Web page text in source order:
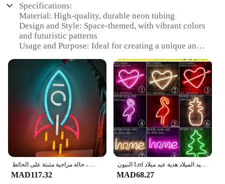
Specifications:
Material: High-quality, durable neon tubing
Design and Style: Space-themed, with vibrant colors
and futuristic patterns
Usage and Purpose: Ideal for creating a unique and
Typical Adaptive Scenario: Perfect for bedrooms,
gaming rooms, or even commercial spaces
Shape or Size or Weight or Quantity: Available in a
variety of sizes and configurations to fit any space
Performance and Property: Energy-efficient, long-
lasting lighting with a warm, ambient glow
Features:
**Enchanting Ambiance for Any Space**
Step into the future with our space-themed room
neon light sets, designed to bring a touch of the
MAD117.32 MAD68.27